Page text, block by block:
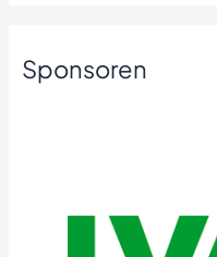
Sponsoren